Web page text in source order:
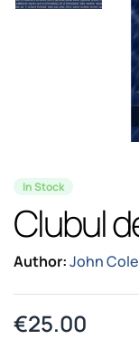
In Stock
Clubul
Author:John
€25.00